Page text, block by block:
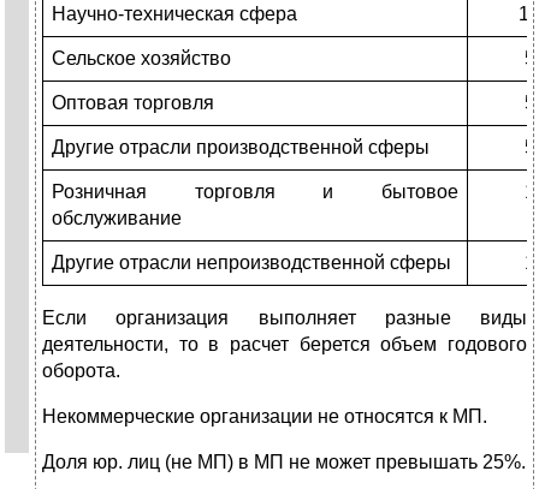
Научно-техническая сфера
Сельское хозяйство
Оптовая торговля
Другие отрасли производственной сферы
Розничная торговля и бытовое
обслуживание
Другие отрасли непроизводственной сферы
Если организация выполняет разные виды
деятельности, то в расчет берется объем годового
оборота.
Некоммерческие организации не относятся к МП.
Доля юр. лиц (не МП) в МП не может превышать 25%.